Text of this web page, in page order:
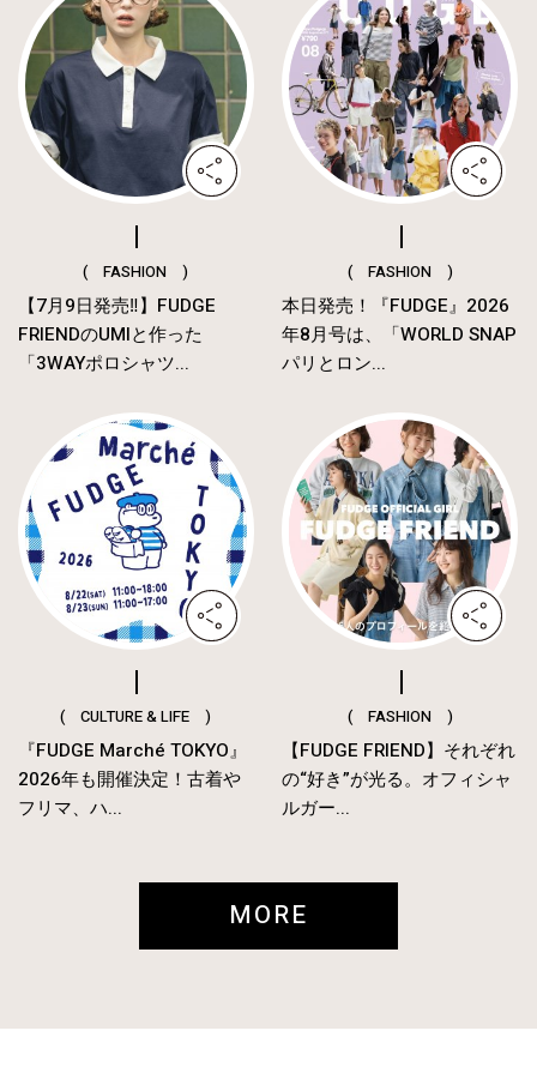
( FASHION )
【7月9日発売‼︎】FUDGE
FRIENDのUMIと作った
「3WAYポロシャツ...
( FASHION )
本日発売！『FUDGE』2026
年8月号は、「WORLD SNAP
パリとロン...
( CULTURE & LIFE )
『FUDGE Marché TOKYO』
2026年も開催決定！古着や
フリマ、ハ...
( FASHION )
【FUDGE FRIEND】それぞれ
の“好き”が光る。オフィシャ
ルガー...
MORE